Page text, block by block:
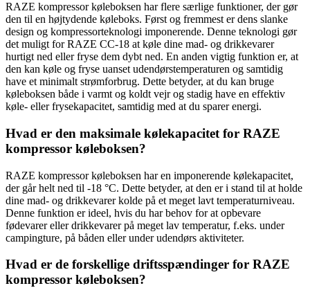
RAZE kompressor køleboksen har flere særlige funktioner, der gør
den til en højtydende køleboks. Først og fremmest er dens slanke
design og kompressorteknologi imponerende. Denne teknologi gør
det muligt for RAZE CC-18 at køle dine mad- og drikkevarer
hurtigt ned eller fryse dem dybt ned. En anden vigtig funktion er, at
den kan køle og fryse uanset udendørstemperaturen og samtidig
have et minimalt strømforbrug. Dette betyder, at du kan bruge
køleboksen både i varmt og koldt vejr og stadig have en effektiv
køle- eller frysekapacitet, samtidig med at du sparer energi.
Hvad er den maksimale kølekapacitet for RAZE
kompressor køleboksen?
RAZE kompressor køleboksen har en imponerende kølekapacitet,
der går helt ned til -18 °C. Dette betyder, at den er i stand til at holde
dine mad- og drikkevarer kolde på et meget lavt temperaturniveau.
Denne funktion er ideel, hvis du har behov for at opbevare
fødevarer eller drikkevarer på meget lav temperatur, f.eks. under
campingture, på båden eller under udendørs aktiviteter.
Hvad er de forskellige driftsspændinger for RAZE
kompressor køleboksen?